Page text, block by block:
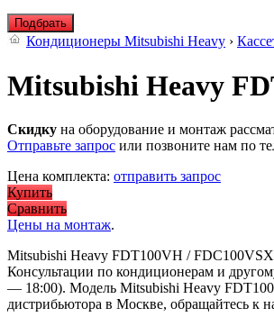
Подбрать
Кондиционеры Mitsubishi Heavy ›
Mitsubishi Heavy
Скидку на оборудование и монтаж
Отправьте запрос или позвоните нам по
Цена комплекта: отправить запрос
Купить
Сравнить
Цены на монтаж.
Mitsubishi Heavy FDT100VH /
Консультации по кондиционерам и
— 18:00). Модель Mitsubishi Heavy
дистрибьютора в Москве, обращайтесь к